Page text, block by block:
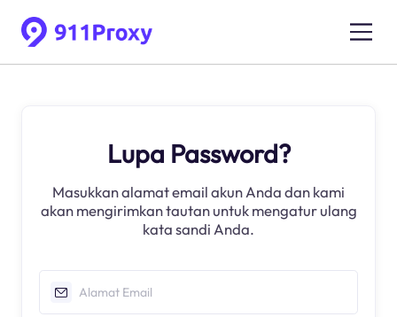
Lupa Password?
Masukkan alamat email akun Anda dan kami
akan mengirimkan tautan untuk mengatur ulang
kata sandi Anda.